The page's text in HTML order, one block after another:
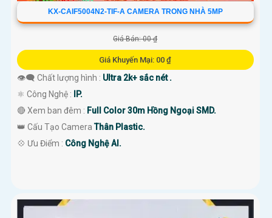
KX-CAIF5004N2-TIF-A CAMERA TRONG NHÀ 5MP
Giá Bán: 00 ₫
Giá Khuyến Mại: 00 ₫
👁️‍🗨 Chất lượng hình : Ultra 2k+ sắc nét .
⚛️ Công Nghệ :
IP.
🔴 Xem ban đêm : Full Color 30m Hồng Ngoại SMD.
👑 Cấu Tạo CameraThân Plastic.
️💠 Ưu Điểm : Công Nghệ AI.